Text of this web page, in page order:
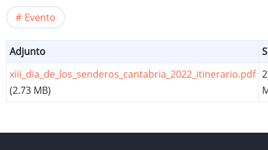
Evento
Adjunto
xiii_dia_de_los_senderos_cantabria_2022_itinerario.pdf
(2.73 MB)